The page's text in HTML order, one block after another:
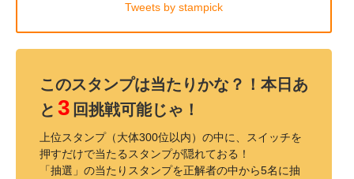
Tweets by stampick
このスタンプは当たりかな？！本日あ
と 3 回挑戦可能じゃ！
上位スタンプ（大体300位以内）の中に、スイッチを
押すだけで当たるスタンプが隠れておる！
「抽選」の当たりスタンプを正解者の中から5名に抽